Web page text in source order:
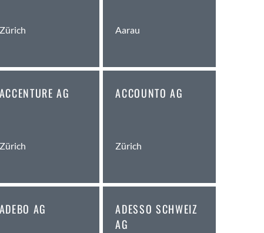
Zürich Aarau
ACCENTURE AG
Zürich
ACCOUNTO AG
Zürich
ADEBO AG
ADESSO SCHWEIZ
AG